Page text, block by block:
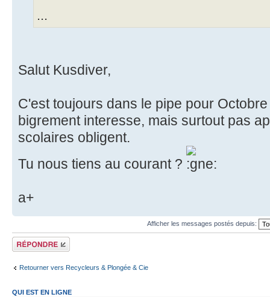
...
Salut Kusdiver,
C'est toujours dans le pipe pour
bigrement interesse, mais surtout pas
scolaires obligent.
Tu nous tiens au courant ?
a+
Afficher les messages postés depuis:
Répondre
Retourner vers Recycleurs & Plongée & Cie
QUI EST EN LIGNE